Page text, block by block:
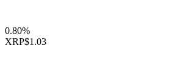
0.80%
XRP$1.03